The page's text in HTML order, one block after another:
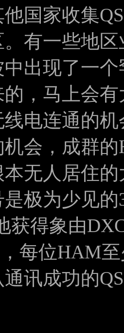
国家收集
有一些地
中出现了一
的，马上会
电连通的
会，成群
无人居住
极为少见
获得象由
每位HAM
讯成功的